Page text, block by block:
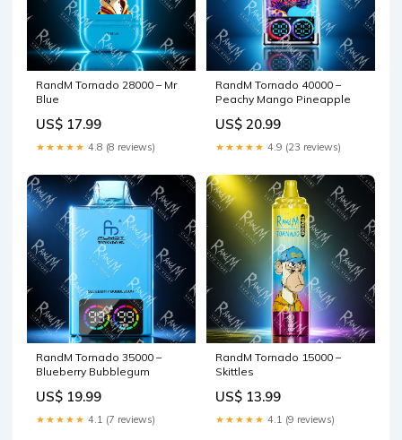
RandM Tornado 28000 – Mr
Blue
US$ 17.99
★★★★★ 4.8 (8 reviews)
RandM Tornado 40000 –
Peachy Mango Pineapple
US$ 20.99
★★★★★ 4.9 (23 reviews)
RandM Tornado 35000 –
Blueberry Bubblegum
US$ 19.99
★★★★★ 4.1 (7 reviews)
RandM Tornado 15000 –
Skittles
US$ 13.99
★★★★★ 4.1 (9 reviews)